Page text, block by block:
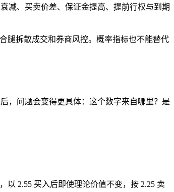
减、买卖价差、保证金提高、提前行权与到期
腿拆散成交和券商风控。概率指标也不能替代
，问题会变得更具体：这个数字来自哪里？是
以 2.55 买入后即使理论价值不变，按 2.25 卖